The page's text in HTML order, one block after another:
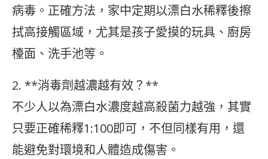
病毒。正確方法，家中定期以漂白水稀釋後擦
拭高接觸區域，尤其是孩子愛摸的玩具、廚房
檯面、洗手池等。
2. **消毒劑越濃越有效？**
不少人以為漂白水濃度越高殺菌力越強，其實
只要正確稀釋1:100即可，不但同樣有用，還
能避免對環境和人體造成傷害。